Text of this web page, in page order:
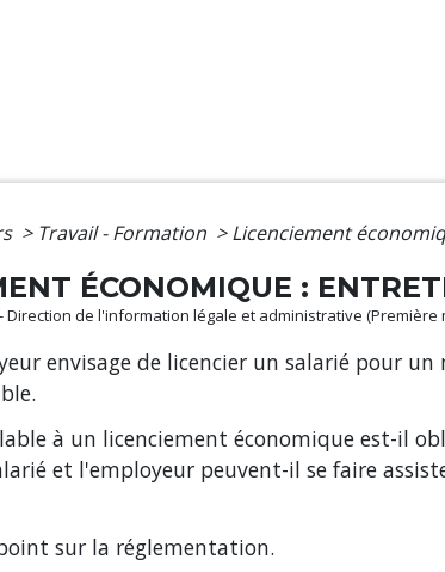
> Travail - Formation > Licenciement
ÉCONOMIQUE :
Direction de l'information légale et administrative (Première
envisage de licencier un salarié pour
à un licenciement économique est-il
et l'employeur peuvent-il se faire
sur la réglementation.